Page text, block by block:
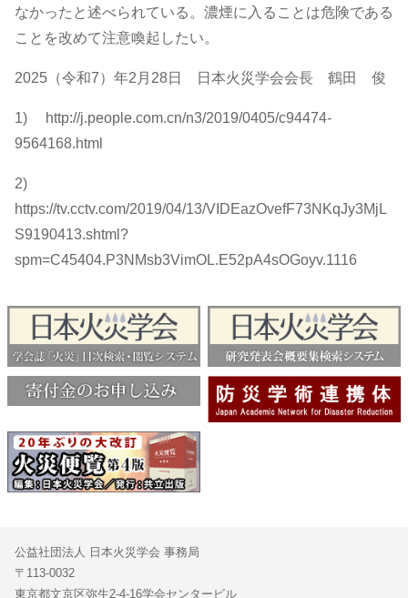
なかったと述べられている。濃煙に入ることは危険である
ことを改めて注意喚起したい。
2025（令和7）年2月28日 日本火災学会会長 鶴田 俊
1) http://j.people.com.cn/n3/2019/0405/c94474-
9564168.html
2)
https://tv.cctv.com/2019/04/13/VIDEazOvefF73NKqJy3MjL
S9190413.shtml?
spm=C45404.P3NMsb3VimOL.E52pA4sOGoyv.1116
公益社団法人 日本火災学会 事務局
〒113-0032
東京都文京区弥生2-4-16学会センタービル